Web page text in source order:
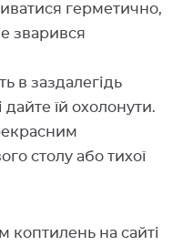
герметично,
зварився
в заздалегідь
дайте їй охолонути.
столу або тихої
на сайті